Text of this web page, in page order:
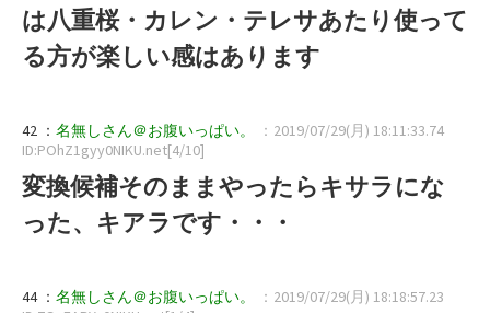
は八重桜・カレン・テレサあたり使って
る方が楽しい感はあります
42 ： 名無しさん＠お腹いっぱい。
：2019/07/29(月) 18:11:33.74
ID:POhZ1gyy0NIKU.net[4/10]
変換候補そのままやったらキサラにな
った、キアラです・・・
44 ： 名無しさん＠お腹いっぱい。
：2019/07/29(月) 18:18:57.23